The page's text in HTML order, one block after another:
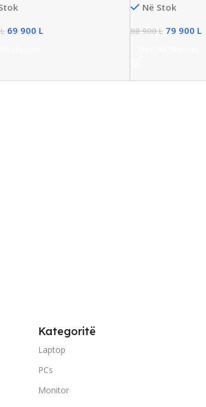
L 69 900 L
GPU, New
Në Stok
88 900L 79 900 L
Kategoritë
Laptop
PCs
Monitor